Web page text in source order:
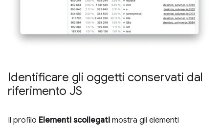
Identificare gli oggetti conservati dal
riferimento JS
Il profilo Elementi scollegati mostra gli elementi